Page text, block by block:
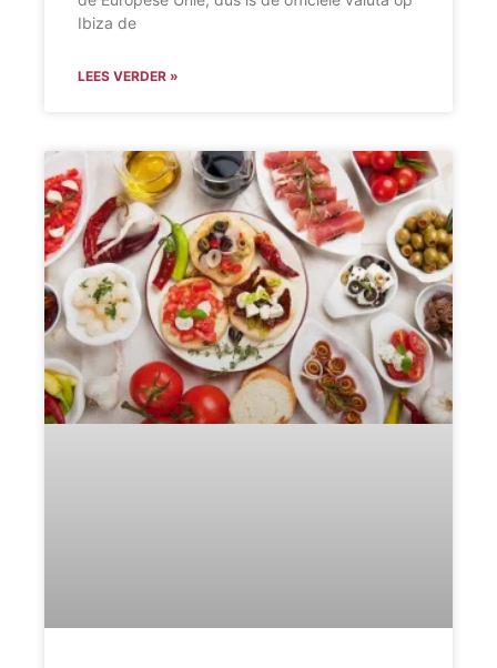
Ibiza de
LEES VERDER »